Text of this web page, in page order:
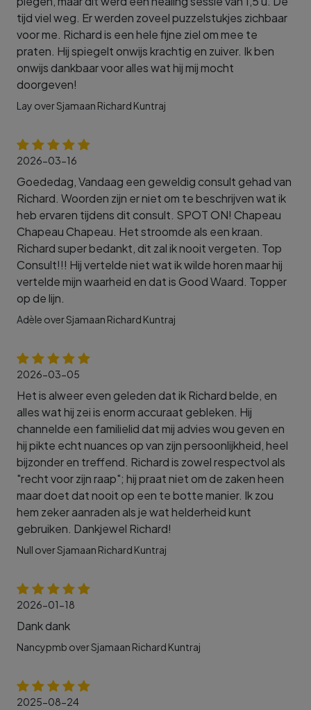
tijd viel weg. Er werden zoveel puzzelstukjes zichbaar
voor me. Richard is een hele fijne ziel om mee te
praten. Hij spiegelt onwijs krachtig en zuiver. Ik ben
onwijs dankbaar voor alles wat hij mij mocht
doorgeven!
Lay over Sjamaan Richard Kuntraj
2026-03-16
Goededag, Vandaag een geweldig consult gehad van
Richard. Woorden zijn er niet om te beschrijven wat ik
heb ervaren tijdens dit consult. SPOT ON! Chapeau
Chapeau Chapeau. Het stroomde als een kraan.
Richard super bedankt, dit zal ik nooit vergeten. Top
Consult!!! Hij vertelde niet wat ik wilde horen maar hij
vertelde mijn waarheid en dat is Good Waard. Topper
op de lijn.
Adèle over Sjamaan Richard Kuntraj
2026-03-05
Het is alweer even geleden dat ik Richard belde, en
alles wat hij zei is enorm accuraat gebleken. Hij
channelde een familielid dat mij advies wou geven en
hij pikte echt nuances op van zijn persoonlijkheid, heel
bijzonder en treffend. Richard is zowel respectvol als
"recht voor zijn raap"; hij praat niet om de zaken heen
maar doet dat nooit op een te botte manier. Ik zou
hem zeker aanraden als je wat helderheid kunt
gebruiken. Dankjewel Richard!
Null over Sjamaan Richard Kuntraj
2026-01-18
Dank dank
Nancypmb over Sjamaan Richard Kuntraj
2025-08-24